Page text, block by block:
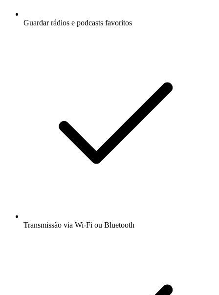
Guardar rádios e podcasts favoritos
Transmissão via Wi-Fi ou Bluetooth